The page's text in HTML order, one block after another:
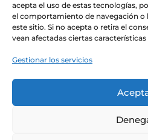
acepta el uso de estas tecnologías,
el comportamiento de navegación o
este sitio. Si no acepta o retira el
vean afectadas ciertas
Gestionar los servicios
Nuestras tiendas
Contacto
Política de privacidad
Política de cookies